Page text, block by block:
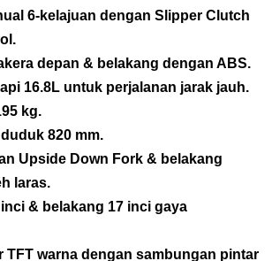
6-kelajuan dengan Slipper Clutch
depan & belakang dengan ABS.
16.8L untuk perjalanan jarak jauh.
kg.
820 mm.
Upside Down Fork & belakang
laras.
& belakang 17 inci gaya
TFT warna dengan sambungan pintar